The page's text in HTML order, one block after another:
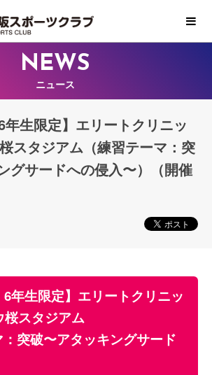
MENU
NEWS
ニュース
年生限定】エリートクリニッ
スタジアム（練習テーマ：突
グサードへの侵入〜）（開催
6年生限定】エリートクリニッ
スタジアム
：突破〜アタッキングサード